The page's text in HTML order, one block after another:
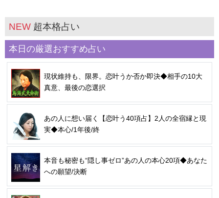
NEW 超本格占い
本日の厳選おすすめ占い
現状維持も、限界。恋叶うか否か即決◆相手の10大
真意、最後の恋選択
あの人に想い届く【恋叶う40項占】2人の全宿縁と現
実◆本心/1年後/終
本音も秘密も“隠し事ゼロ”あの人の本心20項◆あなた
への願望/決断